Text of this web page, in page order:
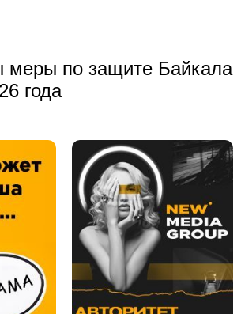
меры по защите Байкала
года